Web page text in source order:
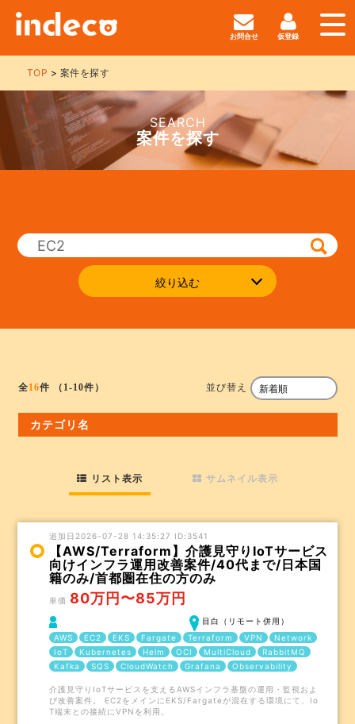
お問合せ 仮登録
TOP 案件を探す
SEARCH
案件を探す
絞り込む
全16件 （1-10件） 並び替え
カテゴリ名
リスト表示 サムネイル表示
追加日2026-07-28 14:35:27 ID:3541
【AWS/Terraform】介護見守りIoTサービス
向けインフラ運用改善案件/40代まで/日本国
籍のみ/首都圏在住の方のみ
単価 80万円〜85万円
目白（リモート併用）
AWS
EC2 EKS Fargate Terraform VPN
Network
IoT
Kubernetes Helm OCI MultiCloud
RabbitMQ
Kafka
SQS CloudWatch Grafana Observability
介護見守りIoTサービスを支えるAWSインフラ基盤の運用・監視およ
び改善案件。 EC2をメインにEKS/Fargateが混在する環境にて、Io
T端末との接続にVPNを利用。